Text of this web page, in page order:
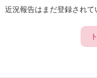
近況報告はまだ登録されて